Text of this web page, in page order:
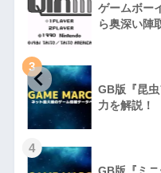
ゲームボー
ら奥深い陣
3
GB版『昆
力を解説！
4
GB版『ミ